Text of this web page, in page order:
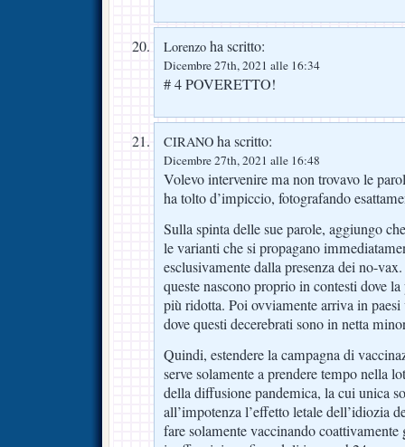
Lorenzo ha scritto:
Dicembre 27th, 2021 alle 16:34
# 4 POVERETTO!
CIRANO ha scritto:
Dicembre 27th, 2021 alle 16:48
Volevo intervenire ma non trovavo le
ha tolto d’impiccio, fotografando
Sulla spinta delle sue parole, aggiungo
le varianti che si propagano
esclusivamente dalla presenza dei no-
queste nascono proprio in contesti dove
più ridotta. Poi ovviamente arriva in
dove questi decerebrati sono in netta
Quindi, estendere la campagna di
serve solamente a prendere tempo nella
della diffusione pandemica, la cui unica
all’impotenza l’effetto letale dell’idiozia
fare solamente vaccinando